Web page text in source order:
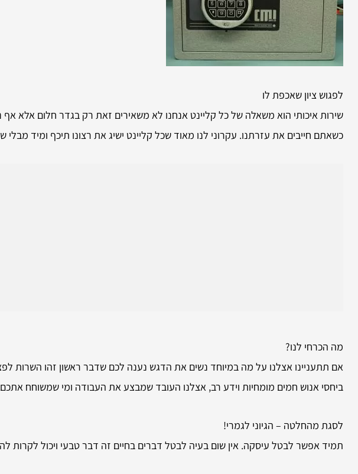
לפגוש ציון שאכפת לו
שירות איכותי הוא משאלה של כל קליינט אנחנו לא משאירים זאת רק בגדר חלום אלא
כשאתם חייבים את עזרתנו. עקרוני לנו מאוד שכל קליינט ישיג את רצונו תיכף ומיד
מה הכרחי לנו?
אם תתעניינו אצלנו על מה במיוחד נשים את הדגש נענה לכם שדבר ראשון זהו השרות
ביחסי אנוש חמים מומחיות וידע רב, אצלנו העובד שמבצע את העבודה ומי שמשוחח אתכם
לסגת מהחלטה – הגיוני לגמרי!
תמיד אפשר לבטל עיסקה. אין שום בעיה לבטל דברים בחיים זה דבר טבעי ויכול לקרות